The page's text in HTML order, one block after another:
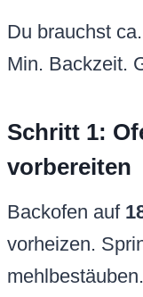
Du brauchst
Min. Backzeit.
Schritt 1:
vorbereiten
Backofen auf
vorheizen.